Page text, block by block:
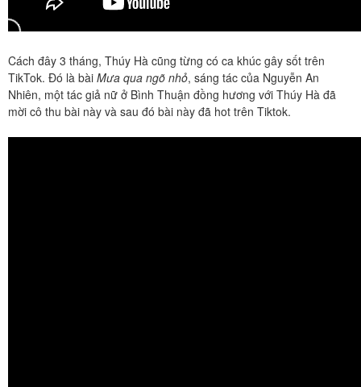
Cách đây 3 tháng, Thúy Hà cũng từng có ca khúc gây sốt trên
TikTok. Đó là bài Mưa qua ngõ nhỏ, sáng tác của Nguyễn An
Nhiên, một tác giả nữ ở Bình Thuận đồng hương với Thúy Hà đã
mời cô thu bài này và sau đó bài này đã hot trên Tiktok.